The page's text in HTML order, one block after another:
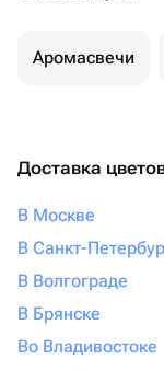
Аромасвечи
Доставка
В Москве
В Санкт-
В Волгограде
В Брянске
Во Владивостоке